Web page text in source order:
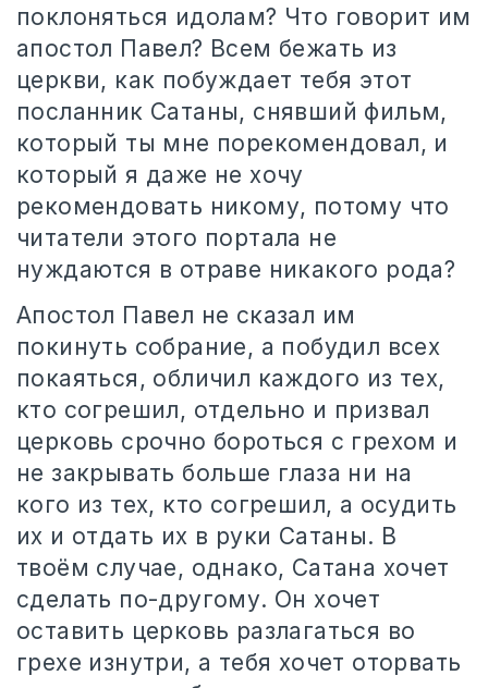
поклоняться идолам? Что говорит им
апостол Павел? Всем бежать из
церкви, как побуждает тебя этот
посланник Сатаны, снявший фильм,
который ты мне порекомендовал, и
который я даже не хочу
рекомендовать никому, потому что
читатели этого портала не
нуждаются в отраве никакого рода?
Апостол Павел не сказал им
покинуть собрание, а побудил всех
покаяться, обличил каждого из тех,
кто согрешил, отдельно и призвал
церковь срочно бороться с грехом и
не закрывать больше глаза ни на
кого из тех, кто согрешил, а осудить
их и отдать их в руки Сатаны. В
твоём случае, однако, Сатана хочет
сделать по-другому. Он хочет
оставить церковь разлагаться во
грехе изнутри, а тебя хочет оторвать